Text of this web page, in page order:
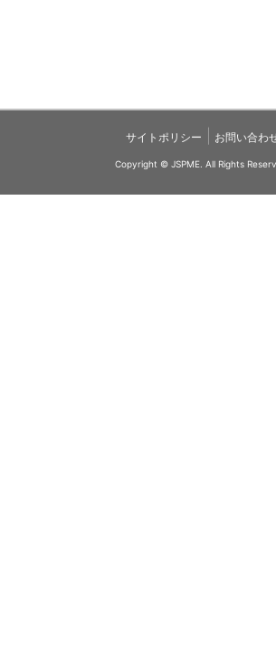
サイトポリシー お問い合わ
Copyright © JSPME. All Rights